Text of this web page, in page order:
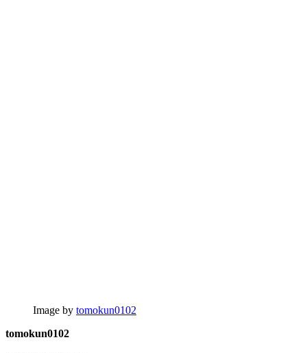
Image by tomokun0102
tomokun0102